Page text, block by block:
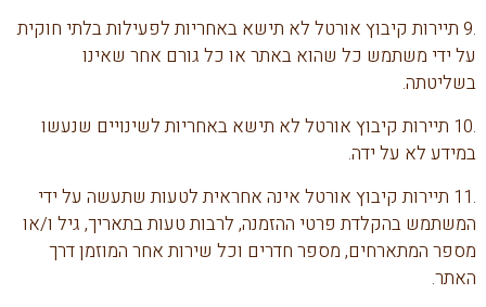
.9 תיירות קיבוץ אורטל לא תישא באחריות לפעילות בלתי חוקית
על ידי משתמש כל שהוא באתר או כל גורם אחר שאינו
בשליטתה.
.10 תיירות קיבוץ אורטל לא תישא באחריות לשינויים שנעשו
במידע לא על ידה.
.11 תיירות קיבוץ אורטל אינה אחראית לטעות שתעשה על ידי
המשתמש בהקלדת פרטי ההזמנה, לרבות טעות בתאריך, גיל ו/או
מספר המתארחים, מספר חדרים וכל שירות אחר המוזמן דרך
האתר.